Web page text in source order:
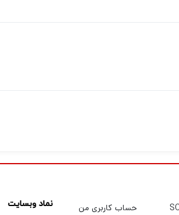
حساب کاربری من نماد وبسایت